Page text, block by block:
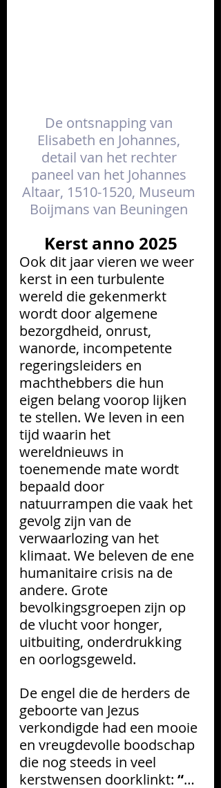
De ontsnapping van
Elisabeth en Johannes,
detail van het rechter
paneel van het Johannes
Altaar, 1510-1520, Museum
Boijmans van Beuningen
Kerst anno 2025
Ook dit jaar vieren we weer
kerst in een turbulente
wereld die gekenmerkt
wordt door algemene
bezorgdheid, onrust,
wanorde, incompetente
regeringsleiders en
machthebbers die hun
eigen belang voorop lijken
te stellen. We leven in een
tijd waarin het
wereldnieuws in
toenemende mate wordt
bepaald door
natuurrampen die vaak het
gevolg zijn van de
verwaarlozing van het
klimaat. We beleven de ene
humanitaire crisis na de
andere. Grote
bevolkingsgroepen zijn op
de vlucht voor honger,
uitbuiting, onderdrukking
en oorlogsgeweld.
De engel die de herders de
geboorte van Jezus
verkondigde had een mooie
en vreugdevolle boodschap
die nog steeds in veel
kerstwensen doorklinkt: “…